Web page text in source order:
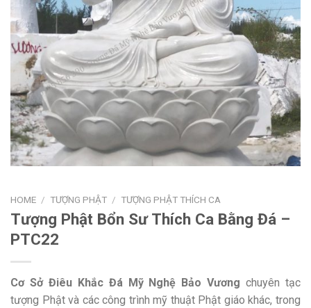
HOME / TƯỢNG PHẬT / TƯỢNG PHẬT THÍCH CA
Tượng Phật Bổn Sư Thích Ca Bằng Đá –
PTC22
Cơ Sở Điêu Khắc Đá Mỹ Nghệ Bảo Vương chuyên tạc
tượng Phật và các công trình mỹ thuật Phật giáo khác, trong